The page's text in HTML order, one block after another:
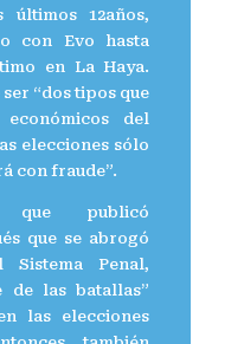
últimos 12años,
con Evo hasta
en La Haya.
“dos tipos que
del
elecciones sólo
con fraude”.
publicó
que se abrogó
Penal,
de las batallas”
las elecciones